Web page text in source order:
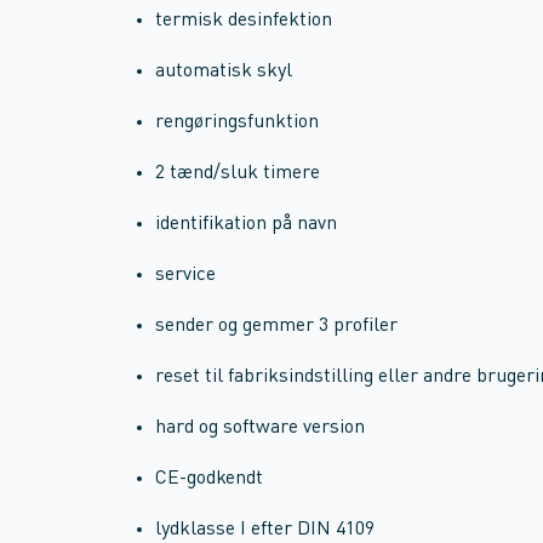
termisk desinfektion
automatisk skyl
rengøringsfunktion
2 tænd/sluk timere
identifikation på navn
service
sender og gemmer 3 profiler
reset til fabriksindstilling eller andre
hard og software version
CE-godkendt
lydklasse I efter DIN 4109